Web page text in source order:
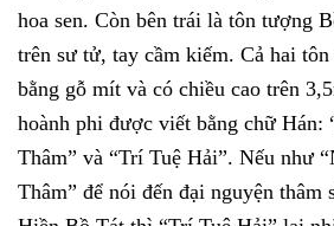
hoa sen. Còn bên trái là tôn tượng
trên sư tử, tay cầm kiếm. Cả hai
bằng gỗ mít và có chiều cao trên
hoành phi được viết bằng chữ Hán:
Thâm” và “Trí Tuệ Hải”. Nếu như
Thâm” để nói đến đại nguyện thâm